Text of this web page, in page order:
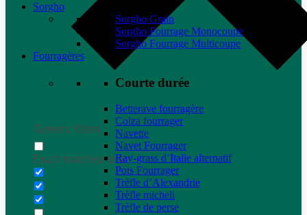
Generic filters
Exact matches only
Sorgho
Sorgho Grain
Sorgho Fourrage Monocoupe
Sorgho Fourrage Multicoupe
Fourragères
Courte durée
Betterave fourragère
Colza fourrager
Navette
Navet Fourrager
Ray-grass d’Italie alternatif
Pois Fourrager
Trèfle d’Alexandrie
Trèfle micheli
Trèfle de perse